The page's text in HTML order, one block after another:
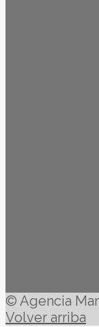
© Agencia
Volver arriba